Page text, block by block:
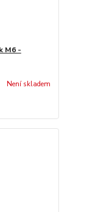
M6 -
Není skladem